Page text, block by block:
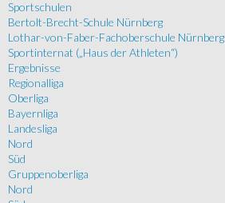
Sportschulen
Bertolt-Brecht-Schule Nürnberg
Lothar-von-Faber-Fachoberschule Nürnberg
Sportinternat („Haus der Athleten“)
Ergebnisse
Regionalliga
Oberliga
Bayernliga
Landesliga
Nord
Süd
Gruppenoberliga
Nord